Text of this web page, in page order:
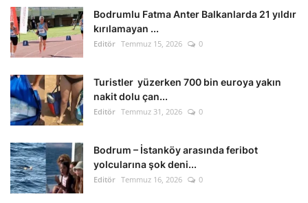
Bodrumlu Fatma Anter Balkanlarda 21 yıldır
kırılamayan ...
Editör Temmuz 15, 2026 0
Turistler yüzerken 700 bin euroya yakın
nakit dolu çan...
Editör Temmuz 31, 2026 0
Bodrum – İstanköy arasında feribot
yolcularına şok deni...
Editör Temmuz 16, 2026 0